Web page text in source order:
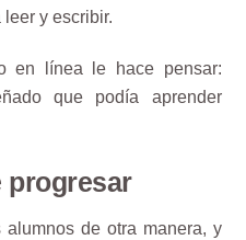
y escribir.
en línea le hace pensar:
que podía aprender
progresar
de otra manera, y